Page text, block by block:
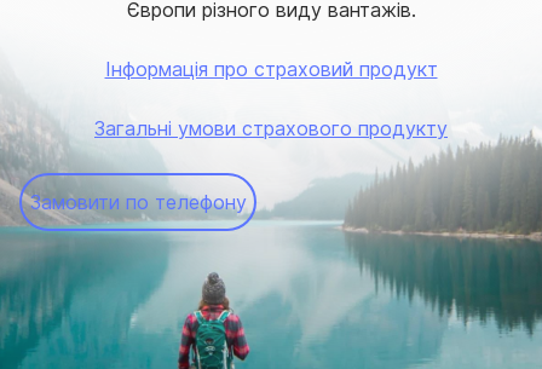
Європи різного виду вантажів.
Інформація про страховий продукт
Загальні умови страхового продукту
Замовити по телефону